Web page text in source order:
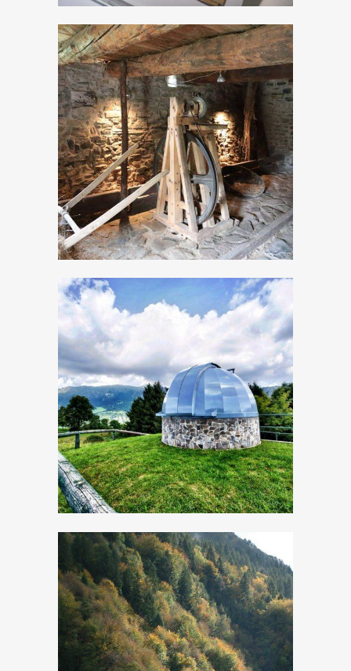
Museo Etnografico
della Valvestino
Osservatorio
Astronomico di
Cima Rest
Resinazione in
pineta